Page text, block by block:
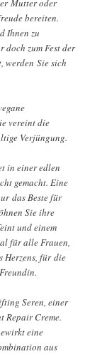
bereiten.
Ihnen zu
doch zum Fest der
werden Sie sich
vereint die
Verjüngung.
in einer edlen
gemacht. Eine
das Beste für
Sie ihre
und einem
für alle Frauen,
Herzens, für die
Seren, einer
Repair Creme.
eine
aus